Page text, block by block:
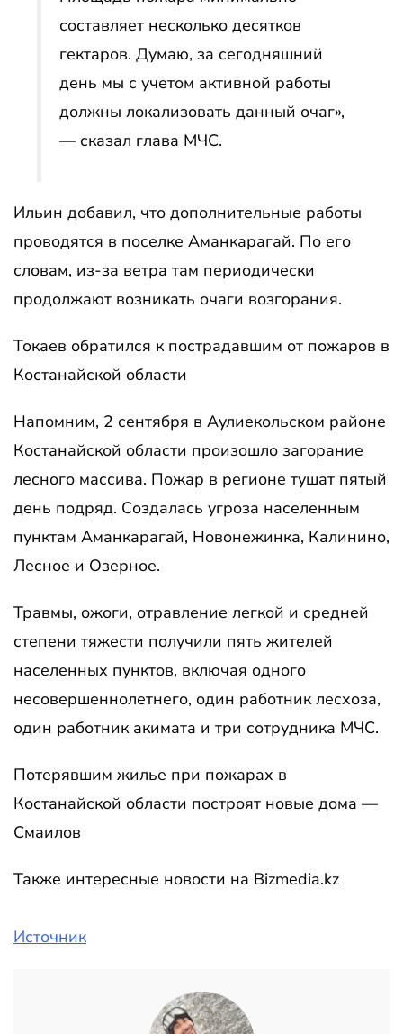
составляет несколько десятков
гектаров. Думаю, за сегодняшний
день мы с учетом активной работы
должны локализовать данный очаг»,
— сказал глава МЧС.
Ильин добавил, что дополнительные работы
проводятся в поселке Аманкарагай. По его
словам, из-за ветра там периодически
продолжают возникать очаги возгорания.
Токаев обратился к пострадавшим от пожаров в
Костанайской области
Напомним, 2 сентября в Аулиекольском районе
Костанайской области произошло загорание
лесного массива. Пожар в регионе тушат пятый
день подряд. Создалась угроза населенным
пунктам Аманкарагай, Новонежинка, Калинино,
Лесное и Озерное.
Травмы, ожоги, отравление легкой и средней
степени тяжести получили пять жителей
населенных пунктов, включая одного
несовершеннолетнего, один работник лесхоза,
один работник акимата и три сотрудника МЧС.
Потерявшим жилье при пожарах в
Костанайской области построят новые дома —
Смаилов
Также интересные новости на Bizmedia.kz
Источник